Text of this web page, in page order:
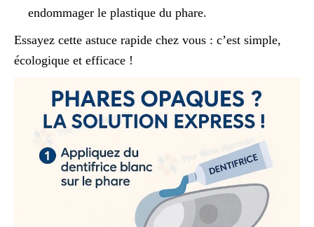
endommager le plastique du phare.
Essayez cette astuce rapide chez vous : c’est simple,
écologique et efficace !